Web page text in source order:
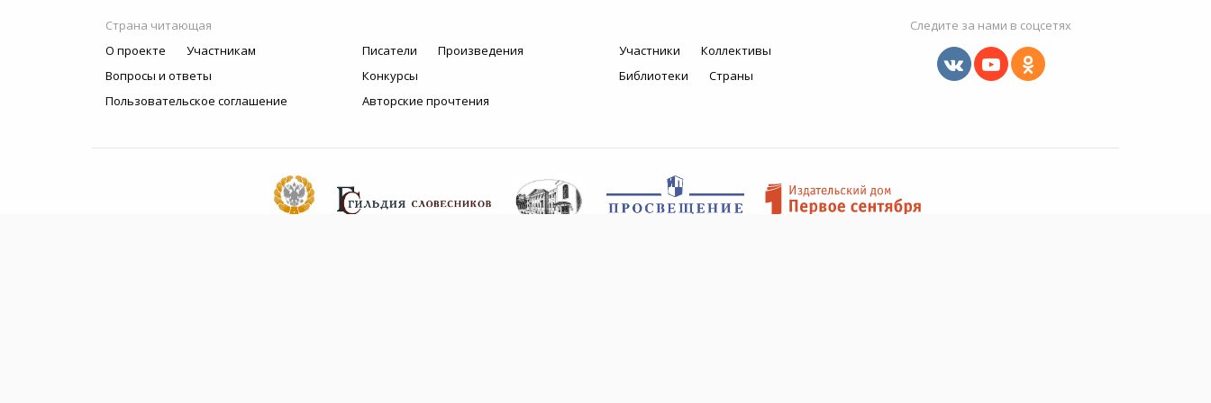
Страна читающая
О проекте
Участникам
Вопросы и ответы
Пользовательское соглашение
Писатели
Произведения
Конкурсы
Авторские прочтения
Участники
Коллективы
Библиотеки
Страны
Следите за нами в соцсетях